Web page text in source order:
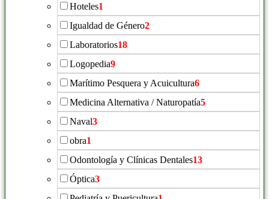
Hoteles1
Igualdad de Género2
Laboratorios18
Logopedia9
Marítimo Pesquera y Acuicultura6
Medicina Alternativa / Naturopatía5
Naval3
obra1
Odontología y Clínicas Dentales13
Óptica3